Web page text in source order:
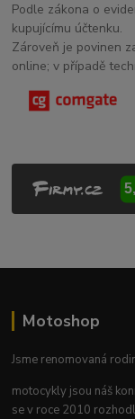
Podle zákona o
kupujícímu účtenku.
Zároveň je povinen
online; v případě
Motoshop
Jsme renomovaná
motocykly jsou náš
se v roce 2010